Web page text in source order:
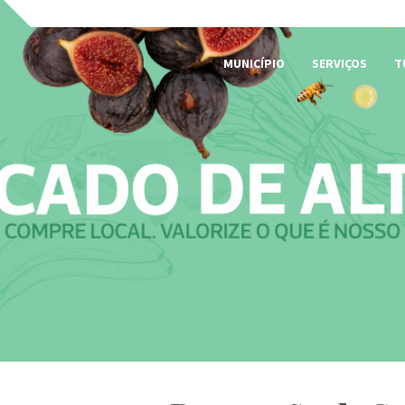
MUNICÍPIO
SERVIÇOS